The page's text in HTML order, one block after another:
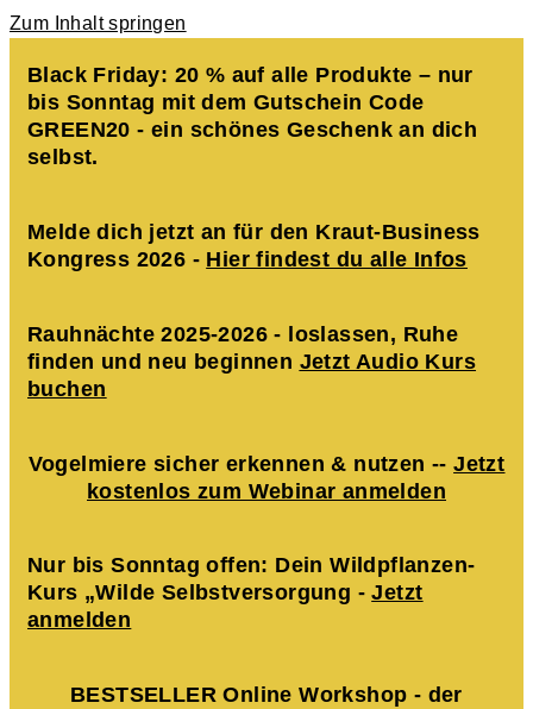
Zum Inhalt springen
Black Friday: 20 % auf alle Produkte – nur
bis Sonntag mit dem Gutschein Code
GREEN20 - ein schönes Geschenk an dich
selbst.
Melde dich jetzt an für den Kraut-Business
Kongress 2026 - Hier findest du alle Infos
Rauhnächte 2025-2026 - loslassen, Ruhe
finden und neu beginnen Jetzt Audio Kurs
buchen
Vogelmiere sicher erkennen & nutzen --Jetzt
kostenlos zum Webinar anmelden
Nur bis Sonntag offen: Dein Wildpflanzen-
Kurs „Wilde Selbstversorgung -Jetzt
anmelden
BESTSELLER Online Workshop - der